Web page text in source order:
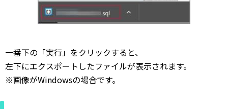
一番下の「実行」をクリックすると、
左下にエクスポートしたファイルが表示されます。
※画像がWindowsの場合です。